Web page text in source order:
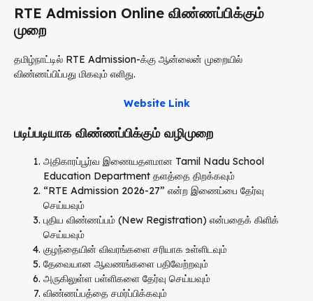
RTE Admission Online விண்ணப்பிக்கும்
முறை
தமிழ்நாட்டில் RTE Admission-க்கு ஆன்லைன் முறையில்
விண்ணப்பிப்பது மிகவும் எளிது.
Website Link
படிப்படியாக விண்ணப்பிக்கும் வழிமுறை
அதிகாரப்பூர்வ இணையதளமான Tamil Nadu School
Education Department தளத்தை திறக்கவும்
“RTE Admission 2026-27” என்ற இணைப்பை தேர்வு
செய்யவும்
புதிய விண்ணப்பம் (New Registration) என்பதைக் கிளிக்
செய்யவும்
குழந்தையின் விவரங்களை சரியாக உள்ளிடவும்
தேவையான ஆவணங்களை பதிவேற்றவும்
அருகிலுள்ள பள்ளிகளை தேர்வு செய்யவும்
விண்ணப்பத்தை சமர்ப்பிக்கவும்